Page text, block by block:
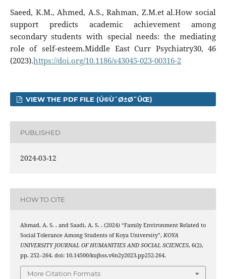
Saeed, K.M., Ahmed, A.S., Rahman, Z.M.et al.How social
support predicts academic achievement among
secondary students with special needs: the mediating
role of self-esteem.Middle East Curr Psychiatry30, 46
(2023).https://doi.org/10.1186/s43045-023-00316-2
VIEW THE PDF FILE (Ú©ÙˆØ±Ø¯ÛŒ)
PUBLISHED
2024-03-12
HOW TO CITE
Ahmad, A. S. . and Saadi, A. S. . (2024) “Family Environment Related to
Social Tolerance Among Students of Koya University”, KOYA
UNIVERSITY JOURNAL OF HUMANITIES AND SOCIAL SCIENCES, 6(2),
pp. 252–264. doi: 10.14500/kujhss.v6n2y2023.pp252-264.
More Citation Formats